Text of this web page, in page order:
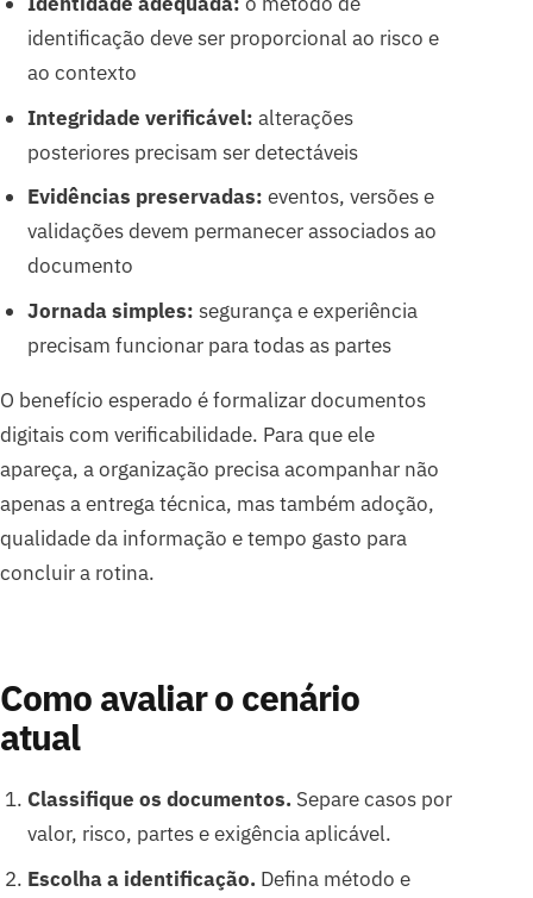
identificação deve ser proporcional ao risco e
ao contexto
Integridade verificável: alterações
posteriores precisam ser detectáveis
Evidências preservadas: eventos, versões e
validações devem permanecer associados ao
documento
Jornada simples: segurança e experiência
precisam funcionar para todas as partes
O benefício esperado é formalizar documentos
digitais com verificabilidade. Para que ele
apareça, a organização precisa acompanhar não
apenas a entrega técnica, mas também adoção,
qualidade da informação e tempo gasto para
concluir a rotina.
Como avaliar o cenário
atual
Classifique os documentos. Separe casos por
valor, risco, partes e exigência aplicável.
Escolha a identificação. Defina método e